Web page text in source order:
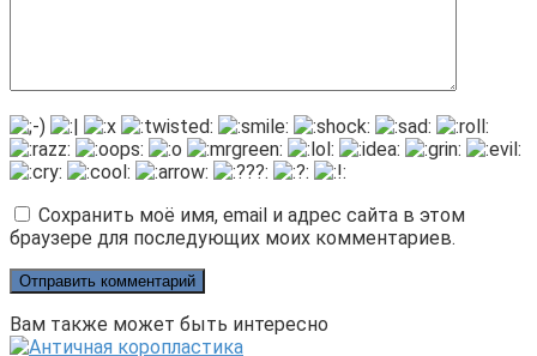
Сохранить моё имя, email и адрес сайта в этом
браузере для последующих моих комментариев.
Вам также может быть интересно